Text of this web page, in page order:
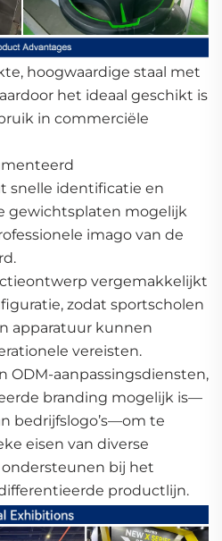
hoogwaardige staal met
het ideaal geschikt is
in commerciële
snelle identificatie en
gewichtsplaten mogelijk
imago van de
vergemakkelijkt
zodat sportscholen
apparatuur kunnen
vereisten.
ODM-aanpassingsdiensten,
branding mogelijk is—
bedrijfslogo’s—om te
eisen van diverse
bij het
productlijn.